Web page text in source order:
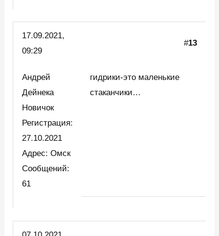
17.09.2021,
09:29
#13
Андрей
Дейнека
Новичок
Регистрация:
27.10.2021
Адрес: Омск
Сообщений:
61
гидрики-это маленькие
стаканчики…